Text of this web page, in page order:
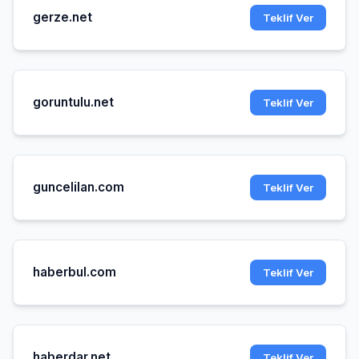
gerze.net Teklif Ver
goruntulu.net Teklif Ver
guncelilan.com Teklif Ver
haberbul.com Teklif Ver